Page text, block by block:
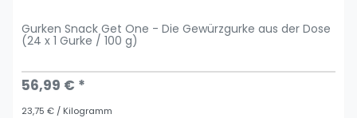
Gurken Snack Get One - Die Gewürzgurke aus der Dose
(24 x 1 Gurke / 100 g)
56,99 € *
23,75 € / Kilogramm